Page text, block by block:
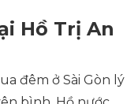
Hồ Trị An
đêm ở Sài Gòn lý